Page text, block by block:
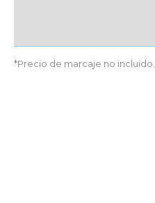
*Precio de marcaje no incluido.